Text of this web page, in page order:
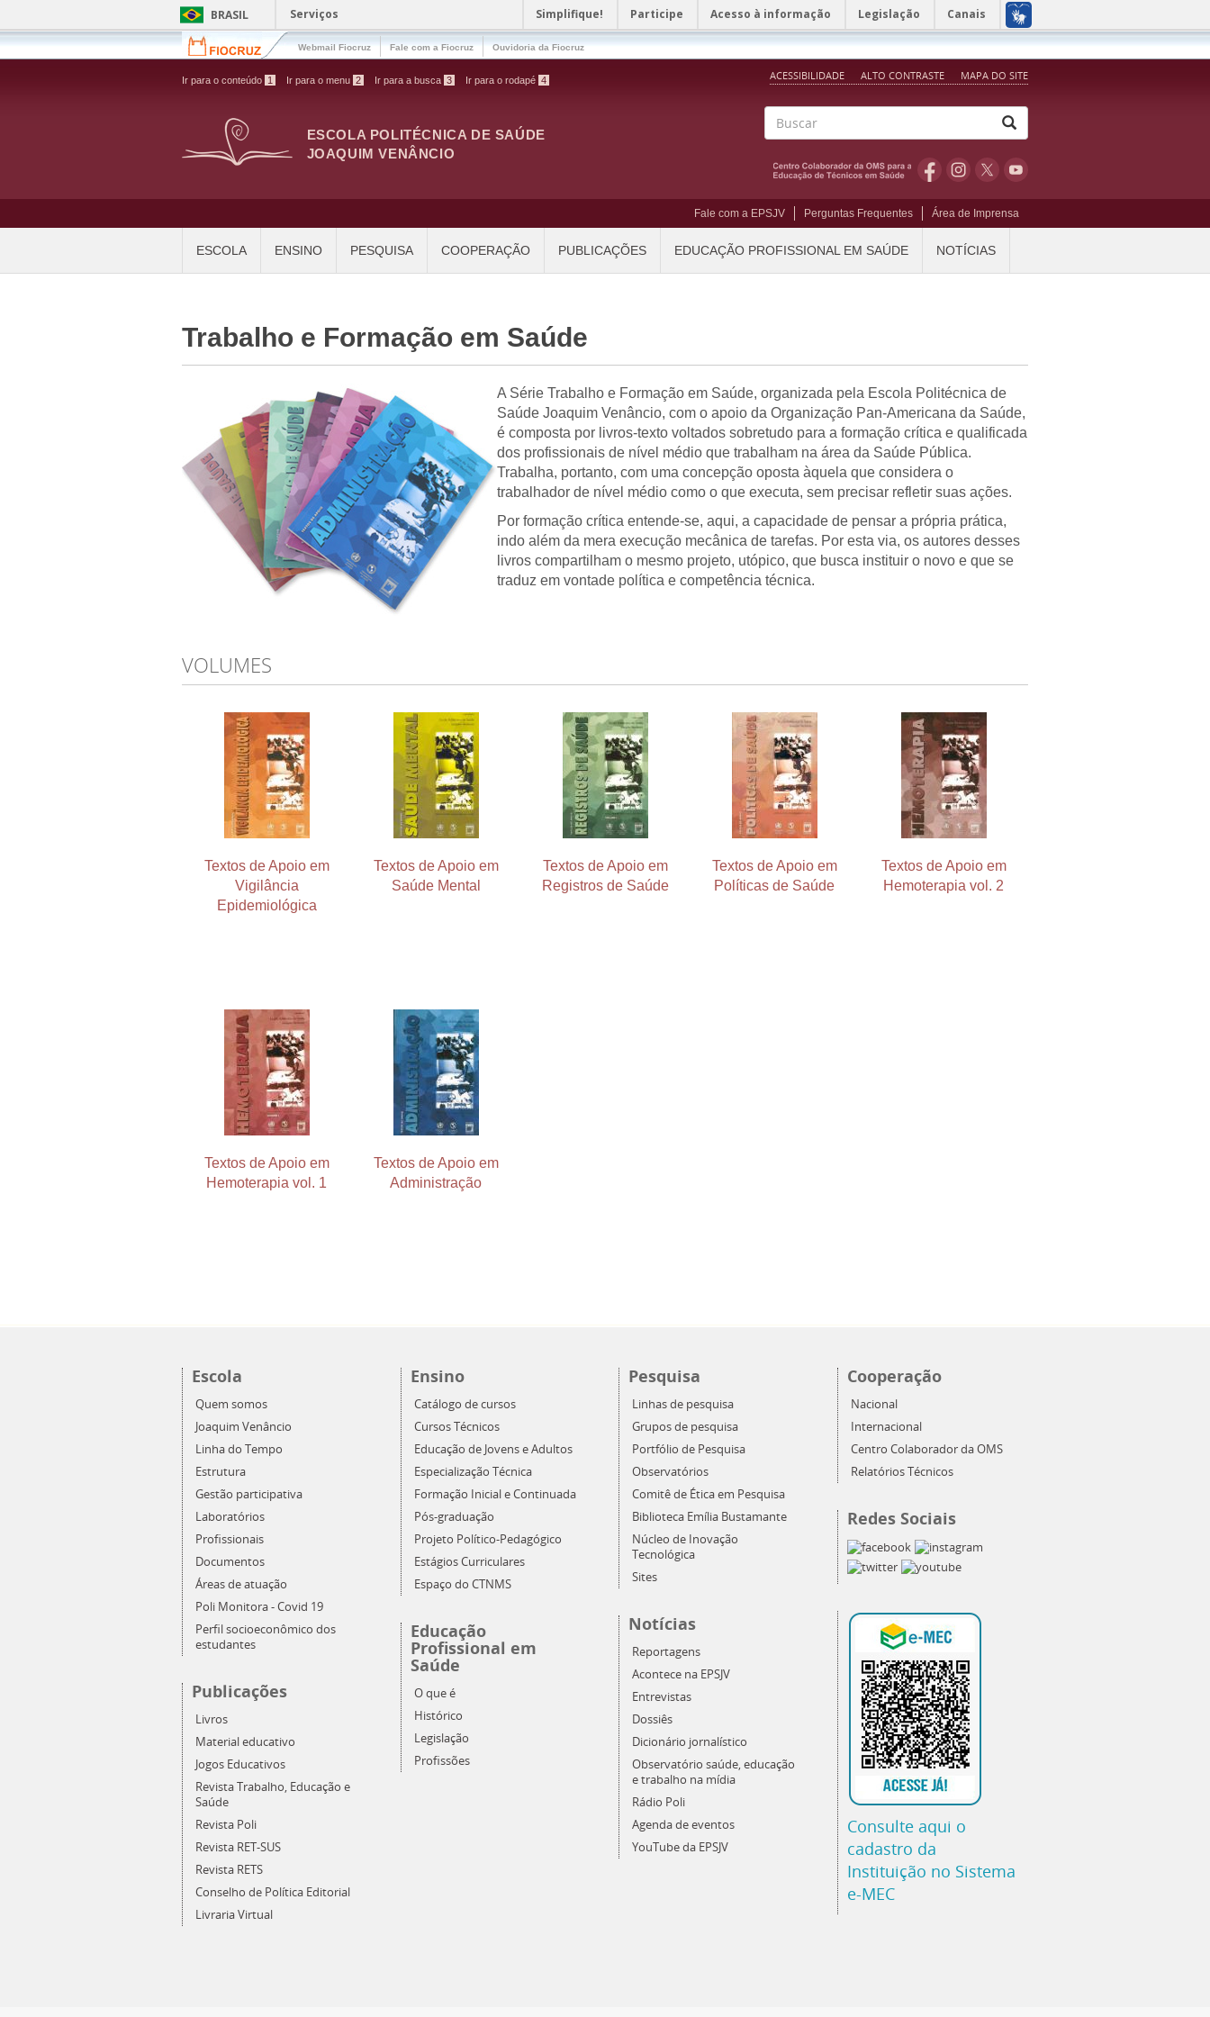
Pular para o conteúdo principal BRASIL Serviços Simplifique! Participe Acesso à informação Legislação Canais
Webmail Fiocruz Fale com a Fiocruz Ouvidoria da Fiocruz
Ir para o conteúdo 1 Ir para o menu 2 Ir para a busca 3 Ir para o rodapé 4 ACESSIBILIDADE ALTO CONTRASTE MAPA DO SITE
ESCOLA POLITÉCNICA DE SAÚDE
JOAQUIM VENÂNCIO
Fale com a EPSJV Perguntas Frequentes Área de Imprensa
ESCOLA ENSINO PESQUISA COOPERAÇÃO PUBLICAÇÕES EDUCAÇÃO PROFISSIONAL EM SAÚDE NOTÍCIAS
Trabalho e Formação em Saúde
A Série Trabalho e Formação em Saúde, organizada pela Escola Politécnica de
Saúde Joaquim Venâncio, com o apoio da Organização Pan-Americana da Saúde,
é composta por livros-texto voltados sobretudo para a formação crítica e qualificada
dos profissionais de nível médio que trabalham na área da Saúde Pública.
Trabalha, portanto, com uma concepção oposta àquela que considera o
trabalhador de nível médio como o que executa, sem precisar refletir suas ações.
Por formação crítica entende-se, aqui, a capacidade de pensar a própria prática,
indo além da mera execução mecânica de tarefas. Por esta via, os autores desses
livros compartilham o mesmo projeto, utópico, que busca instituir o novo e que se
traduz em vontade política e competência técnica.
VOLUMES
Textos de Apoio em
Vigilância
Epidemiológica
Textos de Apoio em
Saúde Mental
Textos de Apoio em
Registros de Saúde
Textos de Apoio em
Políticas de Saúde
Textos de Apoio em
Hemoterapia vol. 2
Textos de Apoio em
Hemoterapia vol. 1
Textos de Apoio em
Administração
Escola
Quem somos
Joaquim Venâncio
Linha do Tempo
Estrutura
Gestão participativa
Laboratórios
Profissionais
Documentos
Áreas de atuação
Poli Monitora - Covid 19
Perfil socioeconômico dos
estudantes
Publicações
Livros
Material educativo
Jogos Educativos
Revista Trabalho, Educação e
Saúde
Revista Poli
Revista RET-SUS
Revista RETS
Conselho de Política Editorial
Livraria Virtual
Ensino
Catálogo de cursos
Cursos Técnicos
Educação de Jovens e Adultos
Especialização Técnica
Formação Inicial e Continuada
Pós-graduação
Projeto Político-Pedagógico
Estágios Curriculares
Espaço do CTNMS
Educação
Profissional em
Saúde
O que é
Histórico
Legislação
Profissões
Pesquisa
Linhas de pesquisa
Grupos de pesquisa
Portfólio de Pesquisa
Observatórios
Comitê de Ética em Pesquisa
Biblioteca Emília Bustamante
Núcleo de Inovação
Tecnológica
Sites
Notícias
Reportagens
Acontece na EPSJV
Entrevistas
Dossiês
Dicionário jornalístico
Observatório saúde, educação
e trabalho na mídia
Rádio Poli
Agenda de eventos
YouTube da EPSJV
Cooperação
Nacional
Internacional
Centro Colaborador da OMS
Relatórios Técnicos
Redes Sociais
Consulte aqui o
cadastro da
Instituição no Sistema
e-MEC